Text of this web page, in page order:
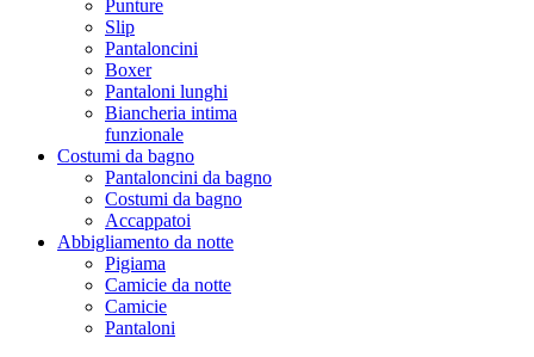
Punture
Slip
Pantaloncini
Boxer
Pantaloni lunghi
Biancheria intima
funzionale
Costumi da bagno
Pantaloncini da bagno
Costumi da bagno
Accappatoi
Abbigliamento da notte
Pigiama
Camicie da notte
Camicie
Pantaloni